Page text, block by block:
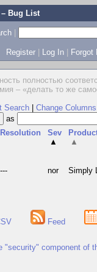
Bug List
|
Register | Log In | Forgot
полностью
– «делать то же
Search Change Columns
as
Resolution
Sev
▲
▲
--- nor Simply
Feed
"security" component of